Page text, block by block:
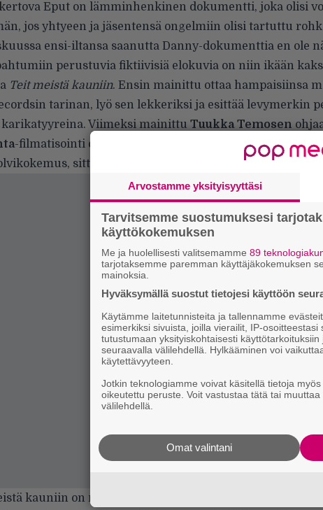
Eput on lämminhenkinen dokumentti, joka olisi
jos yhtyeen ja jäsentensä ongelmiin olisi tartuttu
ensi-iltansa saanutta Danny-dokumenttia en ole
perustuvia fiktiivisiä elokuvia on niin ikään
Teit meistä kauniin. Ensin mainittu ottaa hampaisiinsa
tarinan, lyö sen lekkeriksi ja esittää levymerkin
Viimeksi mainittu Tuukka Temosen
-filmatisointi on ensin 90-luvun pikkukaupunkien
sitten vasta bändielokuva.
kauniin on myös roikkunut otsikoissa tekijäportaan
Arvostamme yksityisyyttäsi
Tarvitsemme suostumuksesi
käyttökokemuksen
Me ja huolellisesti valitsemamme 89
tarjotaksemme paremman käyttäjäkokemuksen
mainoksia.
Hyväksymällä suostut tietojesi käyttöön
Käytämme laitetunnisteita ja tallennamme
esimerkiksi sivuista, joilla vierailit, IP-
tutustumaan yksityiskohtaisesti
seuraavalla välilehdellä. Hylkääminen voi
käytettävyyteen.
Jotkin teknologiamme voivat käsitellä tietoja
oikeutettu peruste. Voit vastustaa tätä tai
välilehdellä.
Omat valintani